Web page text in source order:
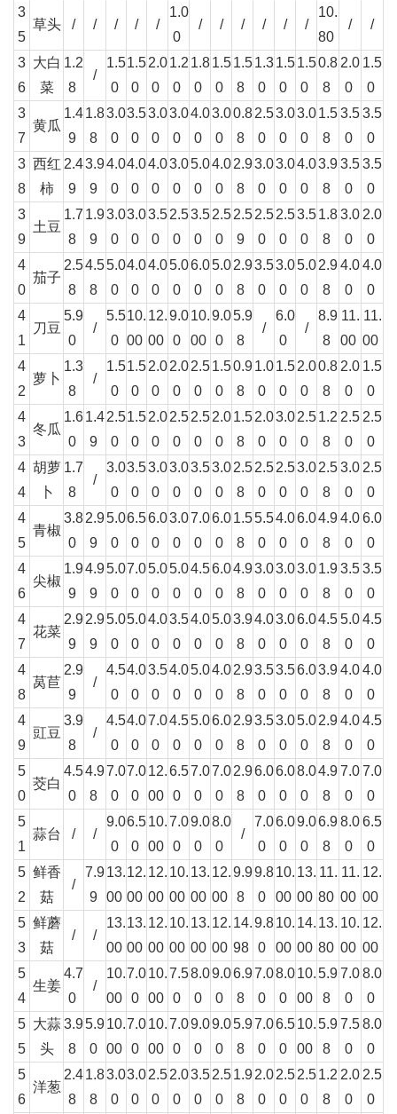
3
5
草头 / / / / /
1.0
0
/ / / / / /
10.
80
/ /
3
6
大白
菜
1.2
8
/
1.5
0
1.5
0
2.0
0
1.2
0
1.8
0
1.5
0
1.5
8
1.3
0
1.5
0
1.5
0
0.8
8
2.0
0
1.5
0
3
7
黄瓜
1.4
9
1.8
8
3.0
0
3.5
0
3.0
0
3.0
0
4.0
0
3.0
0
0.8
8
2.5
0
3.0
0
3.0
0
1.5
8
3.5
0
3.5
0
3
8
西红
柿
2.4
9
3.9
9
4.0
0
4.0
0
4.0
0
3.0
0
5.0
0
4.0
0
2.9
8
3.0
0
3.0
0
4.0
0
3.9
8
3.5
0
3.5
0
3
9
土豆
1.7
8
1.9
9
3.0
0
3.0
0
3.5
0
2.5
0
3.5
0
2.5
0
2.5
9
2.5
0
2.5
0
3.5
0
1.8
8
3.0
0
2.0
0
4
0
茄子
2.5
8
4.5
8
5.0
0
4.0
0
4.0
0
5.0
0
6.0
0
5.0
0
2.9
8
3.5
0
3.0
0
5.0
0
2.9
8
4.0
0
4.0
0
4
1
刀豆
5.9
0
/
5.5
0
10.
00
12.
00
9.0
0
10.
00
9.0
0
5.9
8
/
6.0
0
/
8.9
8
11.
00
11.
00
4
2
萝卜
1.3
8
/
1.5
0
1.5
0
2.0
0
2.0
0
2.5
0
1.5
0
0.9
8
1.0
0
1.5
0
2.0
0
0.8
8
2.0
0
1.5
0
4
3
冬瓜
1.6
0
1.4
9
2.5
0
1.5
0
2.0
0
2.5
0
2.5
0
2.0
0
1.5
8
2.0
0
3.0
0
2.5
0
1.2
8
2.5
0
2.5
0
4
4
胡萝
卜
1.7
8
/
3.0
0
3.5
0
3.0
0
3.0
0
3.5
0
3.0
0
2.5
8
2.5
0
2.5
0
3.0
0
2.5
8
3.0
0
2.5
0
4
5
青椒
3.8
0
2.9
9
5.0
0
6.5
0
6.0
0
3.0
0
7.0
0
6.0
0
1.5
8
5.5
0
4.0
0
6.0
0
4.9
8
4.0
0
6.0
0
4
6
尖椒
1.9
9
4.9
9
5.0
0
7.0
0
5.0
0
5.0
0
4.5
0
6.0
0
4.9
8
3.0
0
3.0
0
3.0
0
1.9
8
3.5
0
3.5
0
4
7
花菜
2.9
9
2.9
9
5.0
0
5.0
0
4.0
0
3.5
0
4.0
0
5.0
0
3.9
8
4.0
0
3.0
0
6.0
0
4.5
8
5.0
0
4.5
0
4
8
莴苣
2.9
9
/
4.5
0
4.0
0
3.5
0
4.0
0
5.0
0
4.0
0
2.9
8
3.5
0
3.5
0
6.0
0
3.9
8
4.0
0
4.0
0
4
9
豇豆
3.9
8
/
4.5
0
4.0
0
7.0
0
4.5
0
5.0
0
6.0
0
2.9
8
3.5
0
3.0
0
5.0
0
2.9
8
4.0
0
4.5
0
5
0
茭白
4.5
0
4.9
8
7.0
0
7.0
0
12.
00
6.5
0
7.0
0
7.0
0
2.9
8
6.0
0
6.0
0
8.0
0
4.9
8
7.0
0
7.0
0
5
1
蒜台 / /
9.0
0
6.5
0
10.
00
7.0
0
9.0
0
8.0
0
/
7.0
0
6.0
0
9.0
0
6.9
8
8.0
0
6.5
0
5
2
鲜香
菇
/
7.9
9
13.
00
12.
00
12.
00
10.
00
13.
00
12.
00
9.9
8
9.8
0
10.
00
13.
00
11.
80
11.
00
12.
00
5
3
鲜蘑
菇
/ /
13.
00
13.
00
12.
00
10.
00
13.
00
12.
00
14.
98
9.8
0
10.
00
14.
00
13.
80
10.
00
12.
00
5
4
生姜
4.7
0
/
10.
00
7.0
0
10.
00
7.5
0
8.0
0
9.0
0
6.9
8
7.0
0
8.0
0
10.
00
5.9
8
7.0
0
8.0
0
5
5
大蒜
头
3.9
8
5.9
0
10.
00
7.0
0
10.
00
7.0
0
9.0
0
9.0
0
5.9
8
7.0
0
6.5
0
10.
00
5.9
8
7.5
0
8.0
0
5
6
洋葱
2.4
8
1.8
8
3.0
0
3.0
0
2.5
0
2.0
0
3.5
0
2.5
0
1.9
8
2.0
0
2.5
0
2.5
0
1.2
8
2.0
0
2.5
0